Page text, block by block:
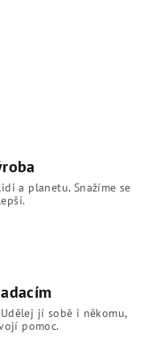
a planetu. Snažíme se
jí sobě i někomu,
pomoc.